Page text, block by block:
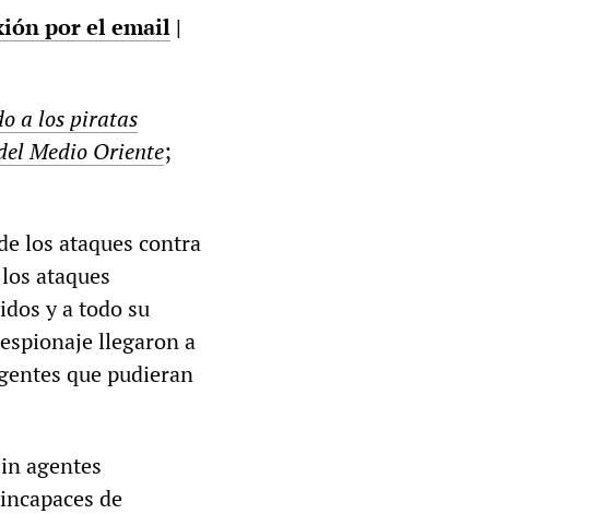
por el email |
a los piratas
Medio Oriente;
los ataques contra
ataques
y a todo su
llegaron a
que pudieran
agentes
de